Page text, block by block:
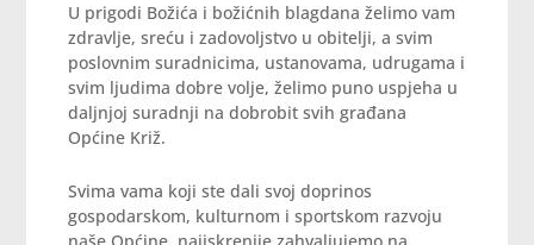
U prigodi Božića i božićnih blagdana želimo vam
zdravlje, sreću i zadovoljstvo u obitelji, a svim
poslovnim suradnicima, ustanovama, udrugama i
svim ljudima dobre volje, želimo puno uspjeha u
daljnjoj suradnji na dobrobit svih građana
Općine Križ.
Svima vama koji ste dali svoj doprinos
gospodarskom, kulturnom i sportskom razvoju